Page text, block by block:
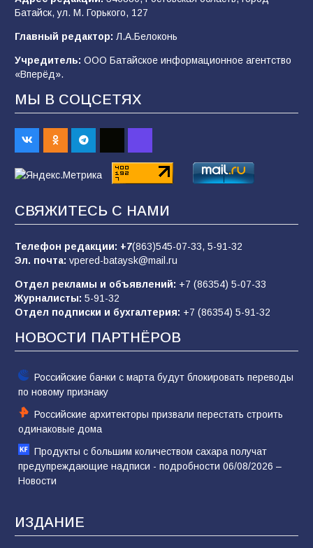
после выборов: в Госдуме дали ответ
95 06.08.2026
«Пургу нести — не поля переходить»: почему
заявления о мобилизации — это
пропагандистский вброс
01.08.2026
«Слухами Москву не возьмёшь»: почему
заявления Киева о мобилизации — это
отчаяние, а не разведка
81 02.08.2026
Морской квест в детском саду: как
воспитанники спасали Нептуна
74 01.08.2026
Батайск, ул. М. Горького, 127
Главный редактор: Л.А.Белоконь
Учредитель: ООО Батайское информационное агентство
«Вперёд».
МЫ В СОЦСЕТЯХ
СВЯЖИТЕСЬ С НАМИ
Телефон редакции: +7(863)545-07-33, 5-91-32
Эл. почта: vpered-bataysk@mail.ru
Отдел рекламы и объявлений: +7 (86354) 5-07-33
Журналисты: 5-91-32
Отдел подписки и бухгалтерия: +7 (86354) 5-91-32
НОВОСТИ ПАРТНЁРОВ
Российские банки с марта будут блокировать переводы
по новому признаку
Российские архитекторы призвали перестать строить
одинаковые дома
Продукты с большим количеством сахара получат
предупреждающие надписи - подробности 06/08/2026 –
Новости
ИЗДАНИЕ